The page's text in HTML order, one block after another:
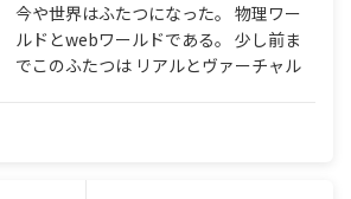
今や世界はふたつになった。 物理ワー
ルドとwebワールドである。 少し前ま
でこのふたつは リアルとヴァーチャル